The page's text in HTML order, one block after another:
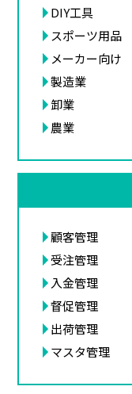
DIY工具
スポーツ用品
メーカー向け
製造業
卸業
農業
顧客管理
受注管理
入金管理
督促管理
出荷管理
マスタ管理